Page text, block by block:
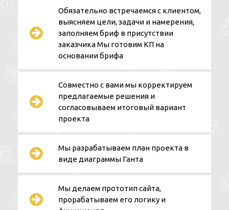
Обязательно встречаемся с клиентом,
выясняем цели, задачи и намерения,
заполняем бриф в присутствии
заказчика Мы готовим КП на
основании брифа
Совместно с вами мы корректируем
предлагаемые решения и
согласовываем итоговый вариант
проекта
Мы разрабатываем план проекта в
виде диаграммы Ганта
Мы делаем прототип сайта,
прорабатываем его логику и